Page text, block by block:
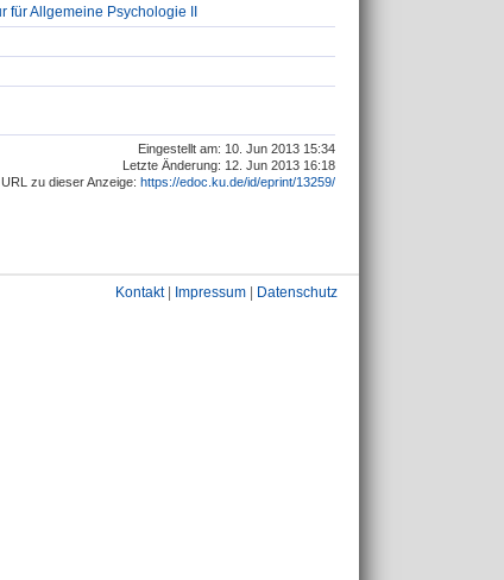
für Allgemeine Psychologie II
Eingestellt am: 10. Jun 2013 15:34
Letzte Änderung: 12. Jun 2013 16:18
URL zu dieser Anzeige: https://edoc.ku.de/id/eprint/13259/
Kontakt| Impressum Datenschutz